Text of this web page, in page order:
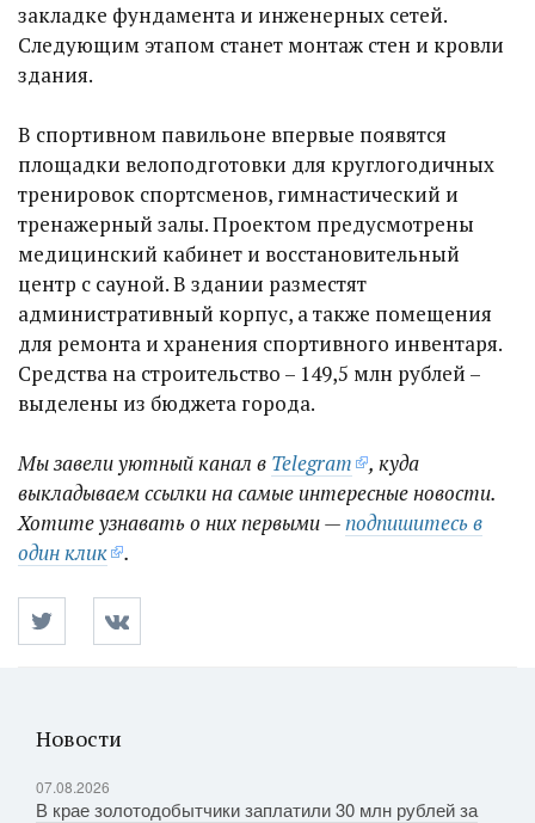
закладке фундамента и инженерных сетей.
Следующим этапом станет монтаж стен и кровли
здания.​
В спортивном павильоне впервые появятся
площадки велоподготовки для круглогодичных
тренировок спортсменов, гимнастический и
тренажерный залы. Проектом предусмотрены
медицинский кабинет и восстановительный
центр с сауной. В здании разместят
административный корпус, а также помещения
для ремонта и хранения спортивного инвентаря.
Средства на строительство – 149,5 млн рублей –​​
выделены из бюджета города.
Мы завели уютный канал в Telegram
, куда
выкладываем ссылки на самые интересные новости.
Хотите узнавать о них первыми —подпишитесь в
один клик
.
Новости
07.08.2026
В крае золотодобытчики заплатили 30 млн рублей за